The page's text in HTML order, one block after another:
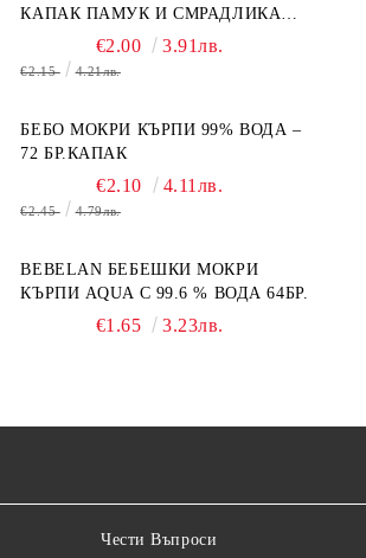
КАПАК ПАМУК И СМРАДЛИКА
€2.00 3.91лв.
€2.15 4.21лв.
БЕБО МОКРИ КЪРПИ 99% ВОДА –
72 БР.КАПАК
€2.10 4.11лв.
€2.45 4.79лв.
BEBELAN БЕБЕШКИ МОКРИ
КЪРПИ AQUA С 99.6 % ВОДА 64БР.
€1.65 3.23лв.
Чести Въпроси